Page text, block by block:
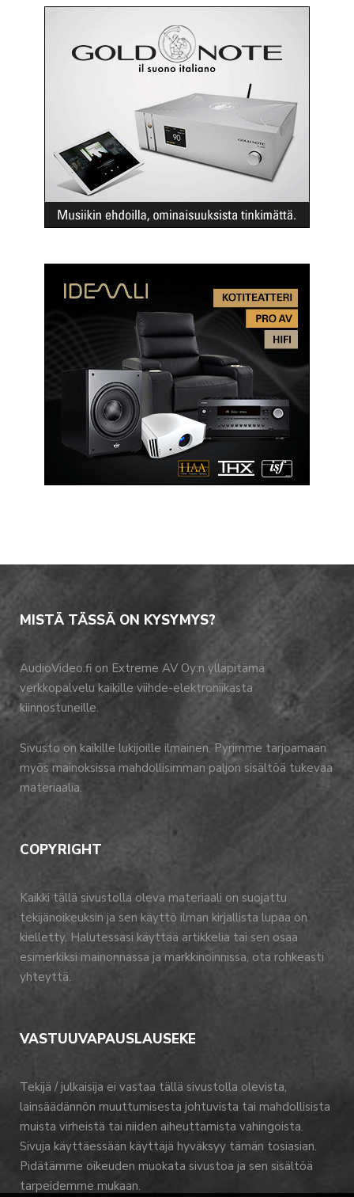
MISTÄ TÄSSÄ ON KYSYMYS?
AudioVideo.fi on Extreme AV Oy:n ylläpitämä
verkkopalvelu kaikille viihde-elektroniikasta
kiinnostuneille.
Sivusto on kaikille lukijoille ilmainen. Pyrimme tarjoamaan
myös mainoksissa mahdollisimman paljon sisältöä tukevaa
materiaalia.
COPYRIGHT
Kaikki tällä sivustolla oleva materiaali on suojattu
tekijänoikeuksin ja sen käyttö ilman kirjallista lupaa on
kielletty. Halutessasi käyttää artikkelia tai sen osaa
esimerkiksi mainonnassa ja markkinoinnissa, ota rohkeasti
yhteyttä.
VASTUUVAPAUSLAUSEKE
Tekijä / julkaisija ei vastaa tällä sivustolla olevista,
lainsäädännön muuttumisesta johtuvista tai mahdollisista
muista virheistä tai niiden aiheuttamista vahingoista.
Sivuja käyttäessään käyttäjä hyväksyy tämän tosiasian.
Pidätämme oikeuden muokata sivustoa ja sen sisältöä
tarpeidemme mukaan.